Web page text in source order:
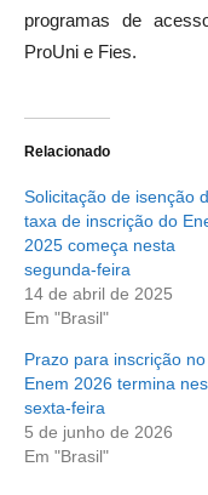
programas de
ProUni e Fies.
Relacionado
Solicitação de isenção
taxa de inscrição do
2025 começa nesta
segunda-feira
14 de abril de 2025
Em "Brasil"
Prazo para inscrição no
Enem 2026 termina
sexta-feira
5 de junho de 2026
Em "Brasil"